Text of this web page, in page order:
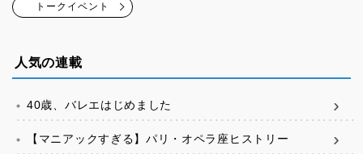
トークイベント
人気の連載
40歳、バレエはじめました
【マニアックすぎる】パリ・オペラ座ヒストリー